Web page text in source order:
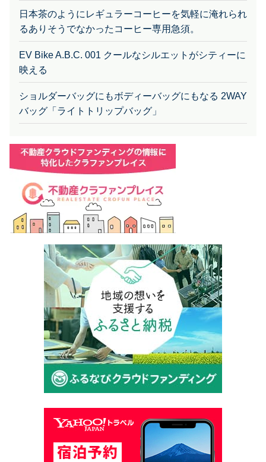
日本茶のようにレギュラーコーヒーを気軽に淹れられ
るありそうでなかったコーヒー専用急須。
EV Bike A.B.C. 001 クールなシルエットがシティーに
映える
ショルダーバッグにもボディーバッグにもなる 2WAY
バッグ「ライトトリップバッグ」